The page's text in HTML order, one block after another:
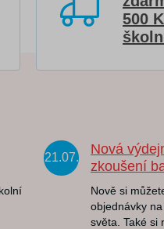
500
21.07.
Nová
zkoušení
Nově si
objednávky
světa. Také si